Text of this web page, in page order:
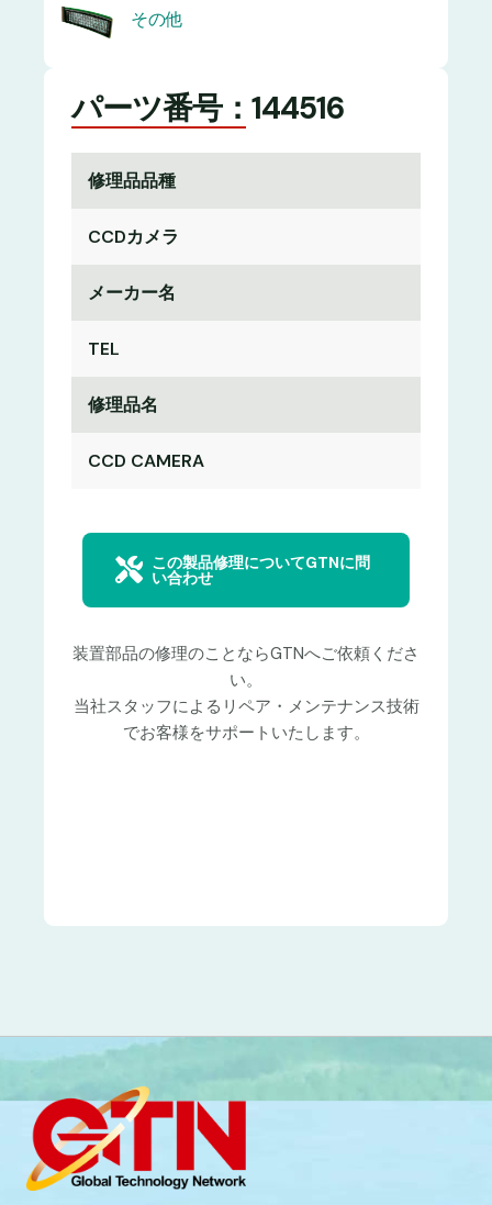
その他
パーツ番号：144516
修理品品種
CCDカメラ
メーカー名
TEL
修理品名
CCD CAMERA
この製品修理についてGTNに問
い合わせ
装置部品の修理のことならGTNへご依頼くださ
い。
当社スタッフによるリペア・メンテナンス技術
でお客様をサポートいたします。